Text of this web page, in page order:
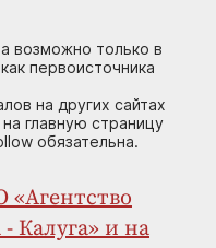
возможно только в
первоисточника
на других сайтах
главную страницу
обязательна.
«Агентство
Калуга» и на